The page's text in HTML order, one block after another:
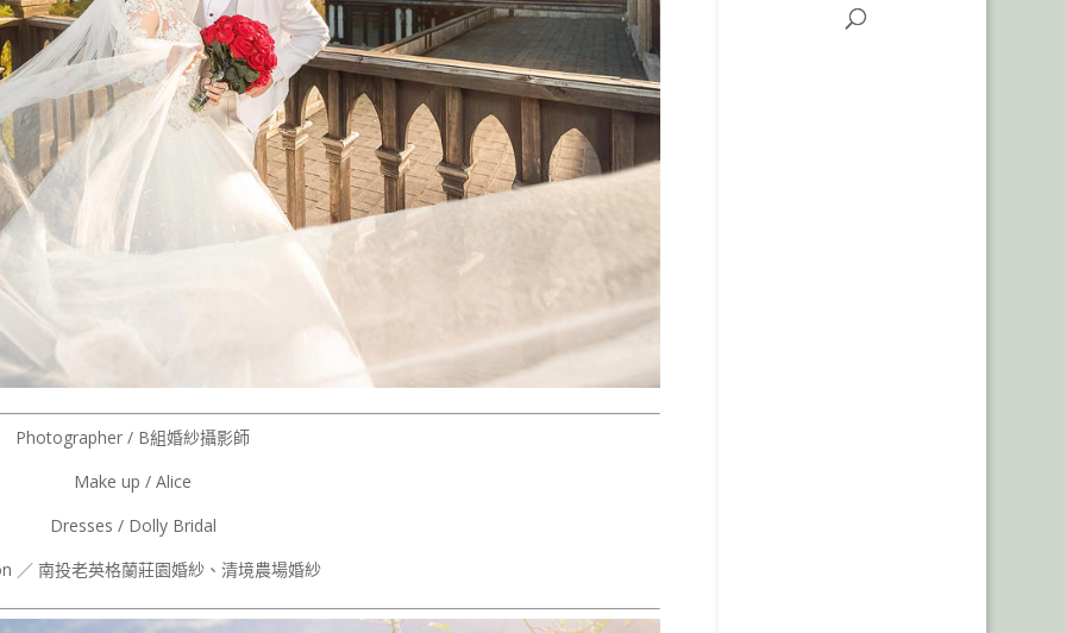
Photographer / B組婚紗攝影師
Make up / Alice
Dresses / Dolly Bridal
／ 南投老英格蘭莊園婚紗、清境農場婚紗